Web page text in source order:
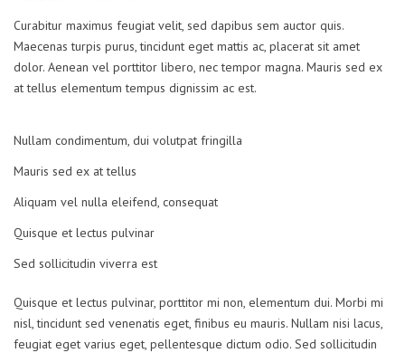
Curabitur maximus feugiat velit, sed dapibus sem auctor quis.
Maecenas turpis purus, tincidunt eget mattis ac, placerat sit amet
dolor. Aenean vel porttitor libero, nec tempor magna. Mauris sed ex
at tellus elementum tempus dignissim ac est.
Nullam condimentum, dui volutpat fringilla
Mauris sed ex at tellus
Aliquam vel nulla eleifend, consequat
Quisque et lectus pulvinar
Sed sollicitudin viverra est
Quisque et lectus pulvinar, porttitor mi non, elementum dui. Morbi mi
nisl, tincidunt sed venenatis eget, finibus eu mauris. Nullam nisi lacus,
feugiat eget varius eget, pellentesque dictum odio. Sed sollicitudin